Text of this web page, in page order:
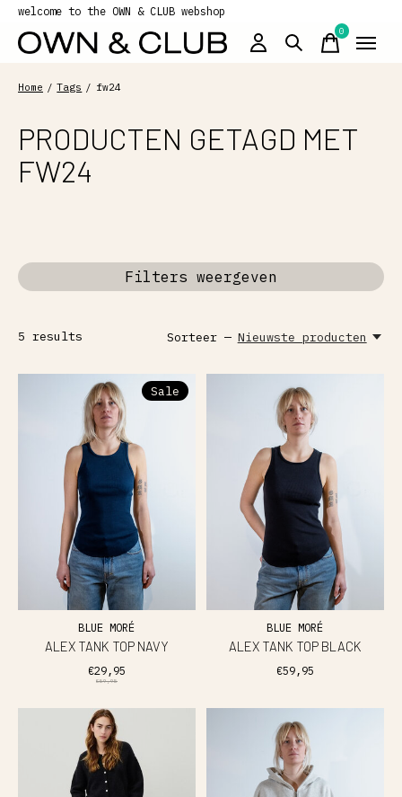
welcome to the OWN & CLUB webshop
0items
Home / Tags / fw24
PRODUCTEN GETAGD MET
FW24
Filters weergeven
5 results Sorteer — Nieuwste producten
Sale
BLUE MORÉ
ALEX TANK TOP NAVY
€29,95
€59,95
BLUE MORÉ
ALEX TANK TOP BLACK
€59,95